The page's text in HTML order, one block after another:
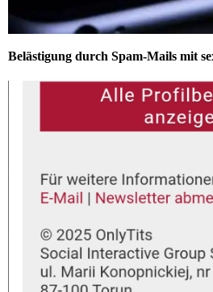
Belästigung durch Spam-Mails mit